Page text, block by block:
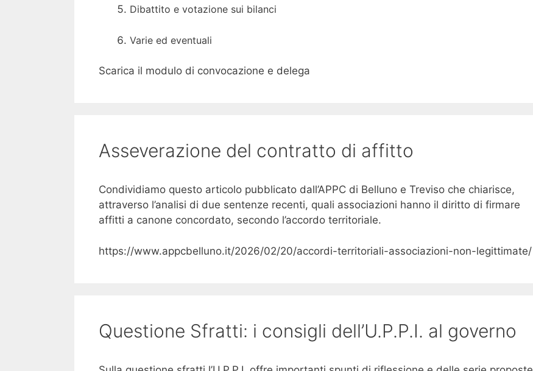
Dibattito e votazione sui bilanci
Varie ed eventuali
Scarica il modulo di convocazione e delega
Asseverazione del contratto di affitto
Condividiamo questo articolo pubblicato dall’APPC di Belluno e Treviso che chiarisce,
attraverso l’analisi di due sentenze recenti, quali associazioni hanno il diritto di firmare
affitti a canone concordato, secondo l’accordo territoriale.
https://www.appcbelluno.it/2026/02/20/accordi-territoriali-associazioni-non-legittimate/
Questione Sfratti: i consigli dell’U.P.P.I. al governo